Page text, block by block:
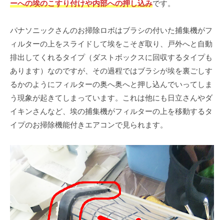
ーへの埃のこすり付けや内部への押し込みです。
パナソニックさんのお掃除ロボはブラシの付いた捕集機がフ
ィルターの上をスライドして埃をこそぎ取り、戸外へと自動
排出してくれるタイプ（ダストボックスに回収するタイプも
あります）なのですが、その過程ではブラシが埃を裏ごしす
るかのようにフィルターの奥へ奥へと押し込んでいってしま
う現象が起きてしまっています。これは他にも日立さんやダ
イキンさんなど、埃の捕集機がフィルターの上を移動するタ
イプのお掃除機能付きエアコンで見られます。